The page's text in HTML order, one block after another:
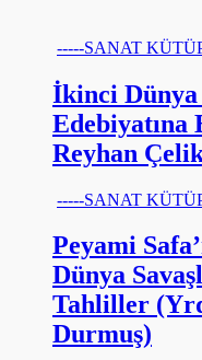
-----SANAT
İkinci Dünya
Edebiyatına
Reyhan
-----SANAT
Peyami
Dünya
Tahliller
Durmuş)